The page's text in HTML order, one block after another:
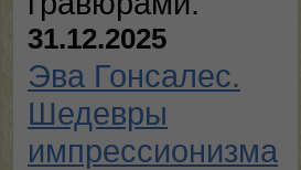
31.12.2025
Эва Гонсалес.
Шедевры
импрессионизма